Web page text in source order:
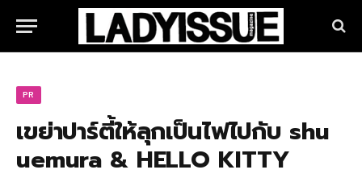
PR
เขย่าปาร์ตี้ให้ลุกเป็นไฟไปกับ shu
uemura & HELLO KITTY